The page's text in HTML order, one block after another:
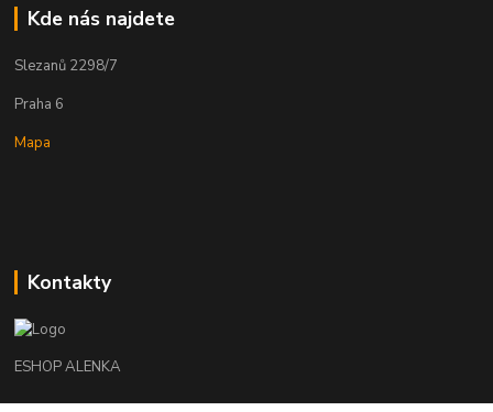
Kde nás najdete
Slezanů 2298/7
Praha 6
Mapa
Kontakty
ESHOP ALENKA